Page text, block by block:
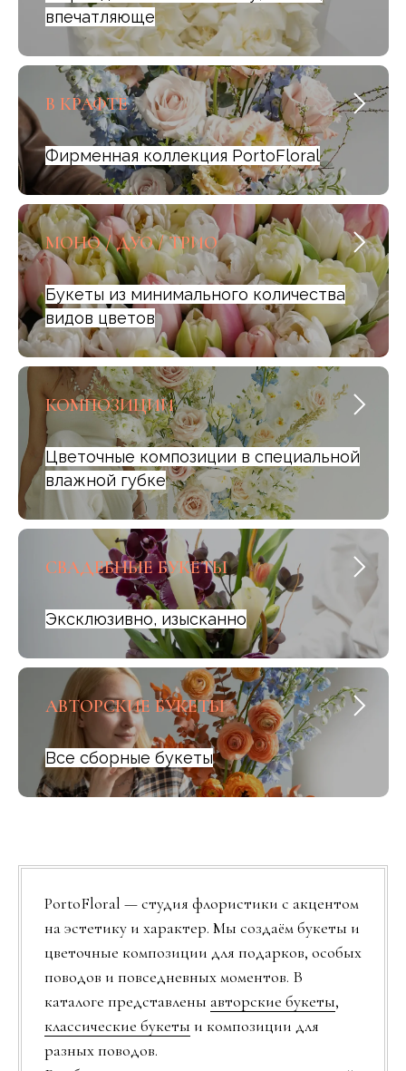
впечатляюще
В КРАФТЕ
Фирменная коллекция PortoFloral
МОНО / ДУО / ТРИО
Букеты из минимального количества
видов цветов
КОМПОЗИЦИИ
Цветочные композиции в специальной
влажной губке
СВАДЕБНЫЕ БУКЕТЫ
Эксклюзивно, изысканно
АВТОРСКИЕ БУКЕТЫ
Все сборные букеты
PortoFloral — студия флористики с акцентом
на эстетику и характер. Мы создаём букеты и
цветочные композиции для подарков, особых
поводов и повседневных моментов. В
каталоге представлены авторские букеты,
классические букеты и композиции для
разных поводов.